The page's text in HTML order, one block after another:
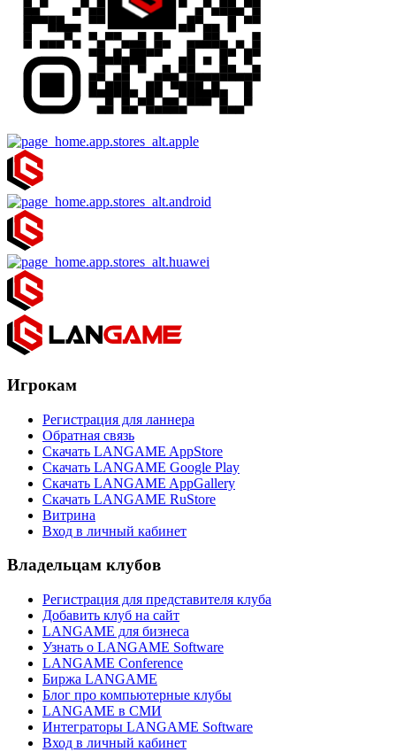
Игрокам
Регистрация для ланнера
Обратная связь
Скачать LANGAME AppStore
Скачать LANGAME Google Play
Скачать LANGAME AppGallery
Скачать LANGAME RuStore
Витрина
Вход в личный кабинет
Владельцам клубов
Регистрация для представителя клуба
Добавить клуб на сайт
LANGAME для бизнеса
Узнать о LANGAME Software
LANGAME Conference
Биржа LANGAME
Блог про компьютерные клубы
LANGAME в СМИ
Интеграторы LANGAME Software
Вход в личный кабинет